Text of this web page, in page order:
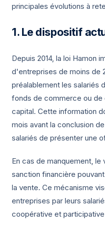
principales évolutions à
Le dispositif
Depuis 2014, la loi Hamon
d'entreprises de moins de
préalablement les salariés
fonds de commerce ou de
capital. Cette information
mois avant la conclusion
salariés de présenter une
En cas de manquement,
sanction financière
la vente. Ce mécanisme
entreprises par leurs
coopérative et